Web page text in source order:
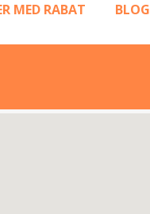
MED RABAT BLOG